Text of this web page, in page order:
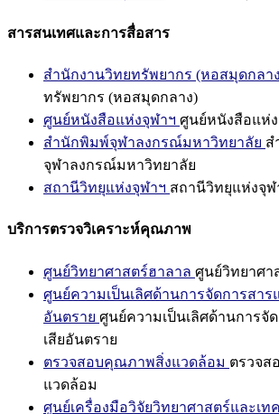
สารสนเทศและการสื่อสาร
สำนักงานวิทยทรัพยากร (หอสมุดกลา
ทรัพยากร (หอสมุดกลาง)
ศูนย์หนังสือแห่งจุฬาฯ ศูนย์หนังสือแห่
สำนักพิมพ์จุฬาลงกรณ์มหาวิทยาลัย ส
จุฬาลงกรณ์มหาวิทยาลัย
สถานีวิทยุแห่งจุฬาฯ สถานีวิทยุแห่งจุฬ
บริการตรวจวิเคราะห์คุณภาพ
ศูนย์วิทยาศาสตร์ฮาลาล ศูนย์วิทยาศา
ศูนย์ความเป็นเลิศด้านการจัดการสาร
อันตราย ศูนย์ความเป็นเลิศด้านการจั
เสียอันตราย
ตรวจสอบคุณภาพสิ่งแวดล้อม ตรวจส
แวดล้อม
ศูนย์เครื่องมือวิจัยวิทยาศาสตร์และเท